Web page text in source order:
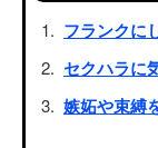
フランクに
セクハラに
嫉妬や束縛